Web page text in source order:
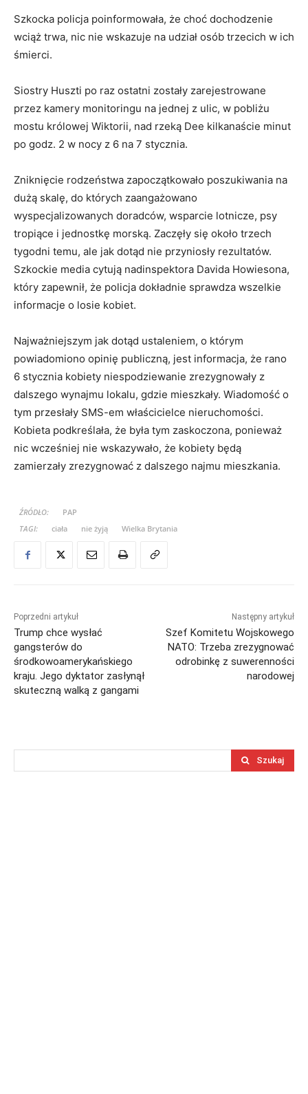
Szkocka policja poinformowała, że choć dochodzenie
wciąż trwa, nic nie wskazuje na udział osób trzecich w ich
śmierci.
Siostry Huszti po raz ostatni zostały zarejestrowane
przez kamery monitoringu na jednej z ulic, w pobliżu
mostu królowej Wiktorii, nad rzeką Dee kilkanaście minut
po godz. 2 w nocy z 6 na 7 stycznia.
Zniknięcie rodzeństwa zapoczątkowało poszukiwania na
dużą skalę, do których zaangażowano
wyspecjalizowanych doradców, wsparcie lotnicze, psy
tropiące i jednostkę morską. Zaczęły się około trzech
tygodni temu, ale jak dotąd nie przyniosły rezultatów.
Szkockie media cytują nadinspektora Davida Howiesona,
który zapewnił, że policja dokładnie sprawdza wszelkie
informacje o losie kobiet.
Najważniejszym jak dotąd ustaleniem, o którym
powiadomiono opinię publiczną, jest informacja, że rano
6 stycznia kobiety niespodziewanie zrezygnowały z
dalszego wynajmu lokalu, gdzie mieszkały. Wiadomość o
tym przesłały SMS-em właścicielce nieruchomości.
Kobieta podkreślała, że była tym zaskoczona, ponieważ
nic wcześniej nie wskazywało, że kobiety będą
zamierzały zrezygnować z dalszego najmu mieszkania.
ŹRÓDŁO:
PAP
TAGI:
ciała nie żyją Wielka Brytania
Poprzedni artykuł
Trump chce wysłać
gangsterów do
środkowoamerykańskiego
kraju. Jego dyktator zasłynął
skuteczną walką z gangami
Następny artykuł
Szef Komitetu Wojskowego
NATO: Trzeba zrezygnować
odrobinkę z suwerenności
narodowej
Szukaj